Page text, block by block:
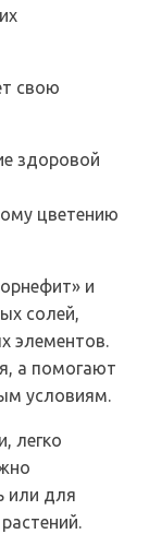
свою
здоровой
цветению
и
солей,
элементов.
а помогают
условиям.
легко
или для